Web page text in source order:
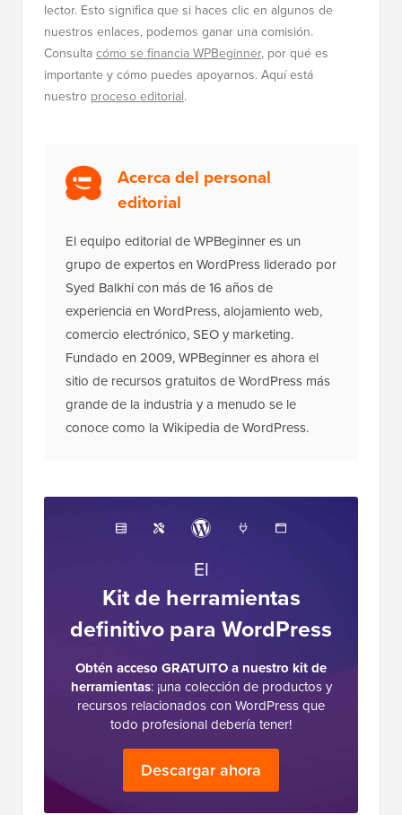
lector. Esto significa que si haces clic en algunos de
nuestros enlaces, podemos ganar una comisión.
Consultacómo se financia WPBeginner, por qué es
importante y cómo puedes apoyarnos. Aquí está
nuestro proceso editorial.
Acerca del personal
editorial
El equipo editorial de WPBeginner es un
grupo de expertos en WordPress liderado por
Syed Balkhi con más de 16 años de
experiencia en WordPress, alojamiento web,
comercio electrónico, SEO y marketing.
Fundado en 2009, WPBeginner es ahora el
sitio de recursos gratuitos de WordPress más
grande de la industria y a menudo se le
conoce como la Wikipedia de WordPress.
El
Kit de herramientas
definitivo para WordPress
Obtén acceso GRATUITO a nuestro kit de
herramientas: ¡una colección de productos y
recursos relacionados con WordPress que
todo profesional debería tener!
Descargar ahora